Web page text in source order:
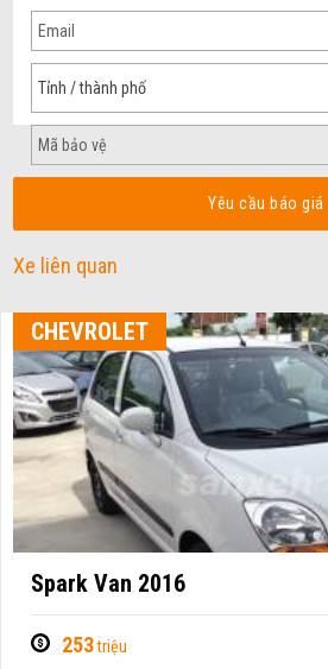
Tỉnh / thành phố
Yêu cầu báo giá
Xe liên quan
CHEVROLET
Spark Van 2016
253triệu